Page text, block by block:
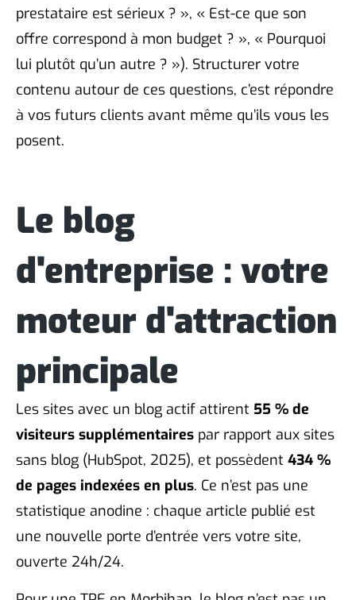
prestataire est sérieux ? », « Est-ce que son
offre correspond à mon budget ? », « Pourquoi
lui plutôt qu’un autre ? »). Structurer votre
contenu autour de ces questions, c’est répondre
à vos futurs clients avant même qu’ils vous les
posent.
Le blog
d'entreprise : votre
moteur d'attraction
principale
Les sites avec un blog actif attirent 55 % de
visiteurs supplémentaires par rapport aux sites
sans blog (HubSpot, 2025), et possèdent 434 %
de pages indexées en plus. Ce n’est pas une
statistique anodine : chaque article publié est
une nouvelle porte d’entrée vers votre site,
ouverte 24h/24.